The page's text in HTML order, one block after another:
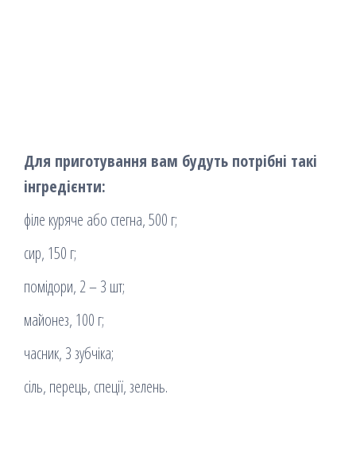
Для приготування вам будуть потрібні такі
інгредієнти:
філе куряче або стегна, 500 г;
сир, 150 г;
помідори, 2 – 3 шт;
майонез, 100 г;
часник, 3 зубчіка;
сіль, перець, спеції, зелень.